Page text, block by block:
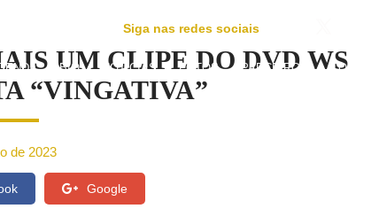
Siga nas redes sociais
BIO NOTÍCIAS FOTOS PARCEIROS CONTATO
UM CLIPE DO DVD WS
“VINGATIVA”
de 2023
Google